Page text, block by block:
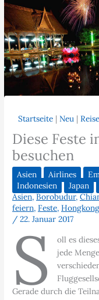
Startseite |Neu |
Diese Feste
besuchen
Asien Airlines
Indonesien
Japan
Asien,Borobudur,
feiern,Feste,Hongkong
/22. Januar 2017
S
oll es
jede
Gerade durch die